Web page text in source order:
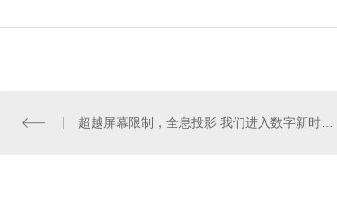
超越屏幕限制，全息投影 我们进入数字新时代！——成都合圣达科技